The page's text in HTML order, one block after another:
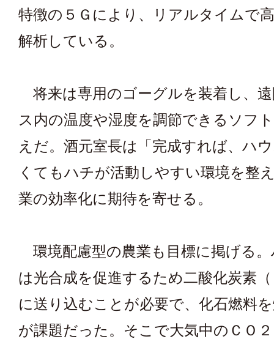
特徴の５Ｇにより、リアルタイムで
解析している。
将来は専用のゴーグルを装着し、
ス内の温度や湿度を調節できるソフ
えだ。酒元室長は「完成すれば、ハ
くてもハチが活動しやすい環境を整
業の効率化に期待を寄せる。
環境配慮型の農業も目標に掲げる
は光合成を促進するため二酸化炭素
に送り込むことが必要で、化石燃料
が課題だった。そこで大気中のＣＯ